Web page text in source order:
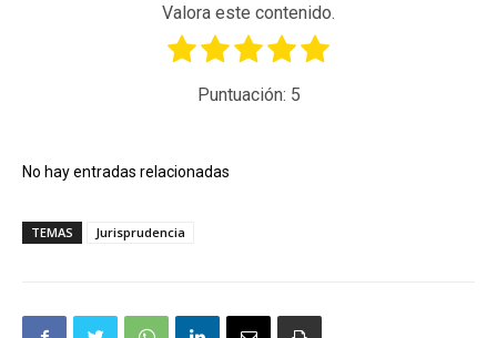
Valora este contenido.
Puntuación: 5
No hay entradas relacionadas
TEMAS Jurisprudencia